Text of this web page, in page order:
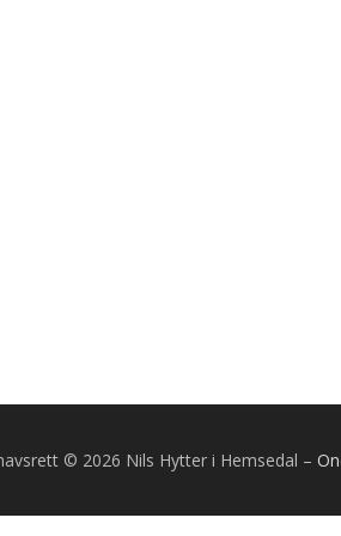
© 2026 Nils Hytter i Hemsedal –